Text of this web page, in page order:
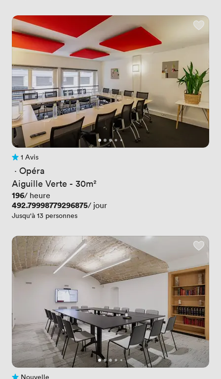
1 Avis1 Avis
· Opéra
Aiguille Verte - 30m²
Prix
196/ heure
Prix
492.79998779296875/ jour
Jusqu'à 13 personnes
Nouvelle